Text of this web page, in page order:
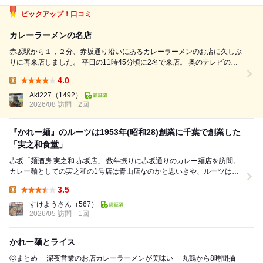
ピックアップ！口コミ
カレーラーメンの名店
赤坂駅から１，２分、赤坂通り沿いにあるカレーラーメンのお店に久しぶ
りに再来店しました。 平日の11時45分頃に2名で来店。 奥のテレビの下
になっており、落ち着いた雰囲気になっていました。 「かれー麺」を食
べるつもり...
4.0
Aki227 （1492）
2026/08 訪問
2回
『かれー麺』のルーツは1953年(昭和28)創業に千葉で創業した
「実之和食堂」
赤坂「麺酒房 実之和 赤坂店」 数年振りに赤坂通りのカレー麺店を訪問。
カレー麺としての実之和の1号店は青山店なのかと思いきや、ルーツは千
3.5
すけようさん （567）
2026/05 訪問
1回
かれー麺とライス
⓪まとめ 深夜営業のお店カレーラーメンが美味い 丸鶏から8時間抽